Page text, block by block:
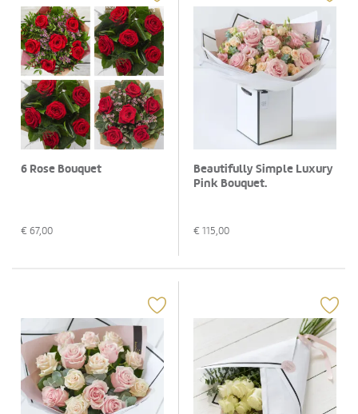
6 Rose Bouquet
€ 67,00
Beautifully Simple Luxury
Pink Bouquet.
€ 115,00